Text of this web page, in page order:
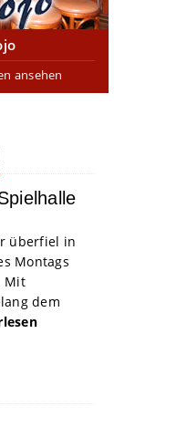
ansehen
überfiel in
Montags
Mit
dem